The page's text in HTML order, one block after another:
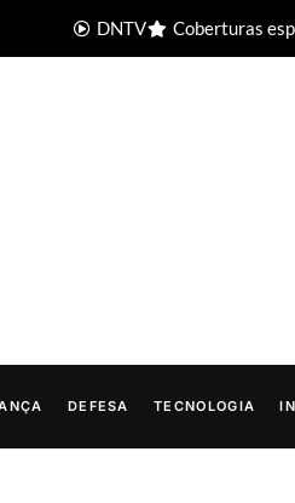
DNTV Coberturas
DEFESA TECNOLOGIA